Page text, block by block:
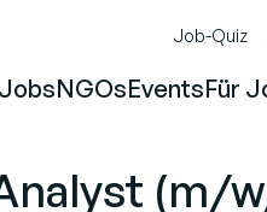
Job-Quiz
JobsNGOsEventsFür
(m/